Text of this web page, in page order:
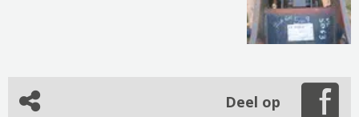
Deel op